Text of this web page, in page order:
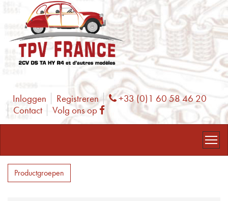
Inloggen Registreren Phone
+33 (0)1 60 58 46 20
Contact
Volg ons op Facebook
Productgroepen